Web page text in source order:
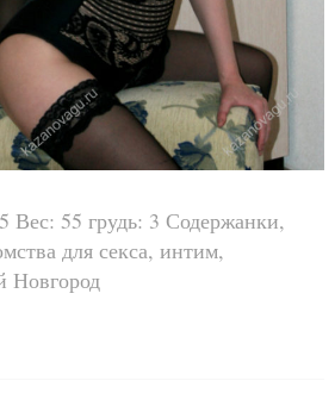
Вес: 55 грудь: 3 Содержанки,
для секса, интим,
Новгород